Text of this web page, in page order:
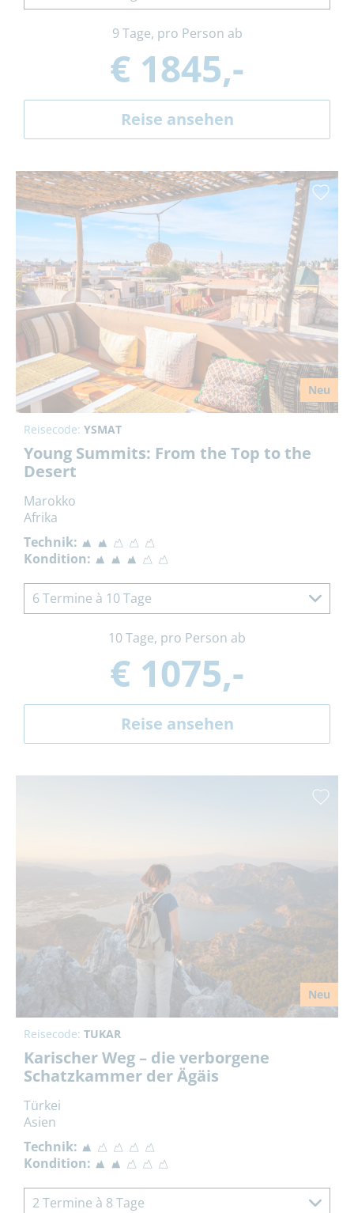
9 Tage, pro Person ab
€ 1845,-
Reise ansehen
Neu
Reisecode: YSMAT
Young Summits: From the Top to the
Desert
Marokko
Afrika
Technik:
Kondition:
6 Termine à 10 Tage
10 Tage, pro Person ab
€ 1075,-
Reise ansehen
Neu
Reisecode: TUKAR
Karischer Weg – die verborgene
Schatzkammer der Ägäis
Türkei
Asien
Technik:
Kondition:
2 Termine à 8 Tage